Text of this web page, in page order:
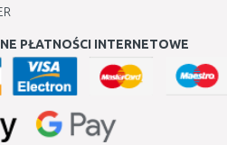
PŁATNOŚCI INTERNETOWE